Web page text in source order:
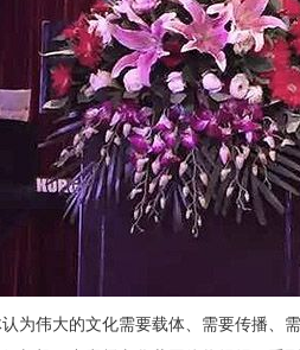
伟大的文化需要载体、需要传播、需